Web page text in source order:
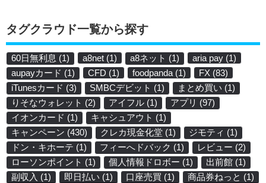
タグクラウド一覧から探す
60日無利息 (1) a8net (1) a8ネット (1) aria pay (1)
aupayカード (1) CFD (1) foodpanda (1) FX (83)
iTunesカード (3) SMBCデビット (1) まとめ買い (1)
りそなウォレット (2) アイフル (1) アプリ (97)
イオンカード (1) キャシュアウト (1)
キャンペーン (430) クレカ現金化堂 (1) ジモティ (1)
ドン・キホーテ (1) フィーへドバック (1) レビュー (2)
ローソンポイント (1) 個人情報ドロボー (1) 出前館 (1)
副収入 (1) 即日払い (1) 口座売買 (1) 商品券ねっと (1)